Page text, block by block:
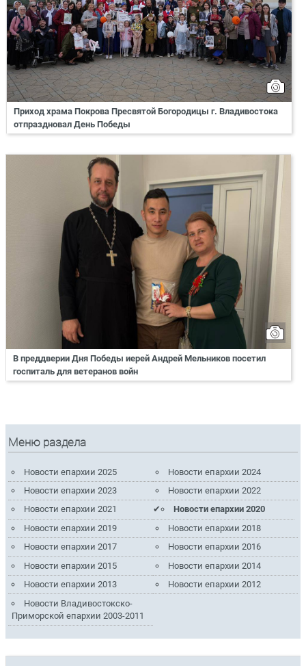
Приход храма Покрова Пресвятой Богородицы г. Владивостока
отпраздновал День Победы
В преддверии Дня Победы иерей Андрей Мельников посетил
госпиталь для ветеранов войн
Меню раздела
Новости епархии 2025
Новости епархии 2024
Новости епархии 2023
Новости епархии 2022
Новости епархии 2021
Новости епархии 2020
Новости епархии 2019
Новости епархии 2018
Новости епархии 2017
Новости епархии 2016
Новости епархии 2015
Новости епархии 2014
Новости епархии 2013
Новости епархии 2012
Новости Владивостокско-
Приморской епархии 2003-2011